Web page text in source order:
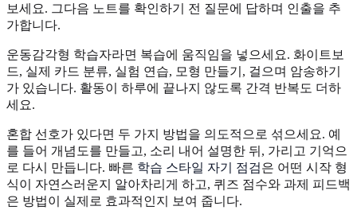
보세요. 그다음 노트를 확인하기 전 질문에 답하며 인출을 추
가합니다.
운동감각형 학습자라면 복습에 움직임을 넣으세요. 화이트보
드, 실제 카드 분류, 실험 연습, 모형 만들기, 걸으며 암송하기
가 있습니다. 활동이 하루에 끝나지 않도록 간격 반복도 더하
세요.
혼합 선호가 있다면 두 가지 방법을 의도적으로 섞으세요. 예
를 들어 개념도를 만들고, 소리 내어 설명한 뒤, 가리고 기억으
로 다시 만듭니다. 빠른 학습 스타일 자기 점검은 어떤 시작 형
식이 자연스러운지 알아차리게 하고, 퀴즈 점수와 과제 피드백
은 방법이 실제로 효과적인지 보여 줍니다.